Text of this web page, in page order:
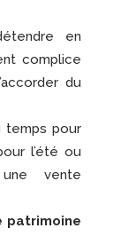
en
complice
du
temps pour
l’été ou
vente
patrimoine